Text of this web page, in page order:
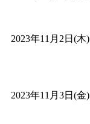
「赤
付期
付期
2023年11月2日(木)
2023年11月3日(金)